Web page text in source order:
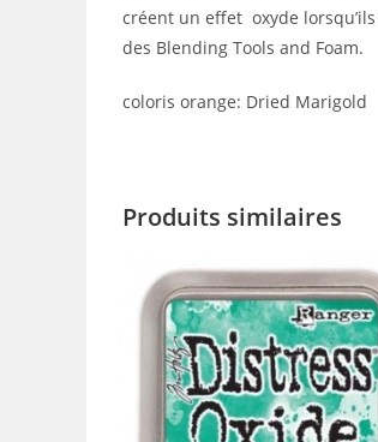
créent un effet oxyde
des Blending Tools and Foam.
coloris orange: Dried Marigold
Produits similaires